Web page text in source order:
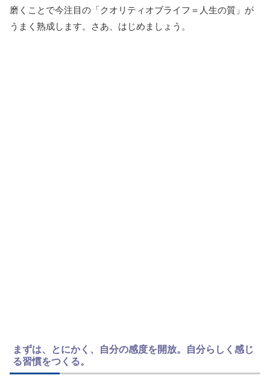
磨くことで今注目の「クオリティオブライフ＝人生の質」が
うまく熟成します。さあ、はじめましょう。
まずは、とにかく、自分の感度を開放。自分らしく感じ
る習慣をつくる。